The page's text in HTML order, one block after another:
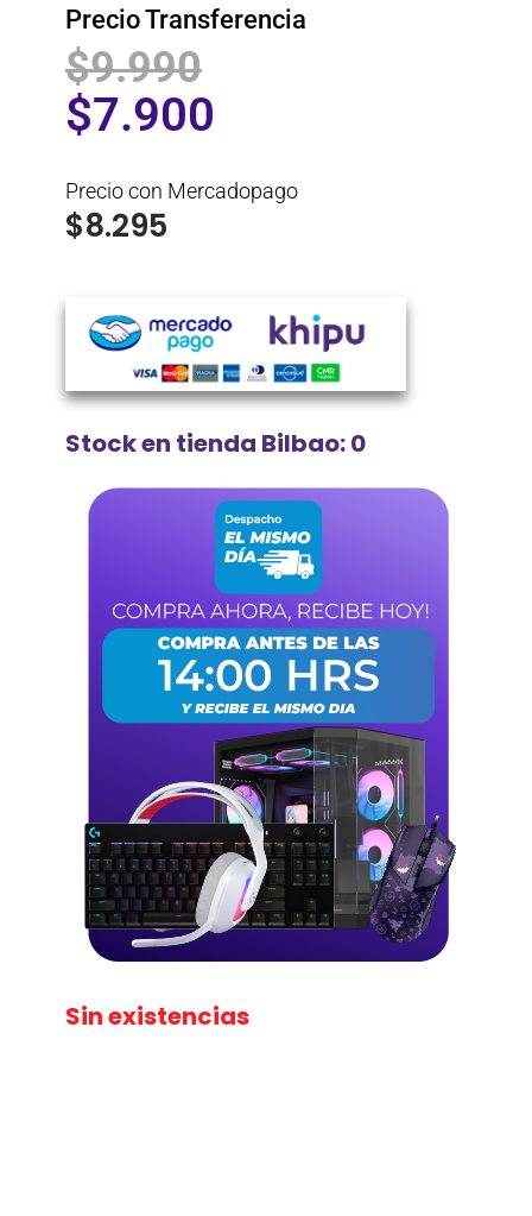
Precio Transferencia
$9.990
$7.900
Precio con Mercadopago
$8.295
Stock en tienda Bilbao: 0
Sin existencias